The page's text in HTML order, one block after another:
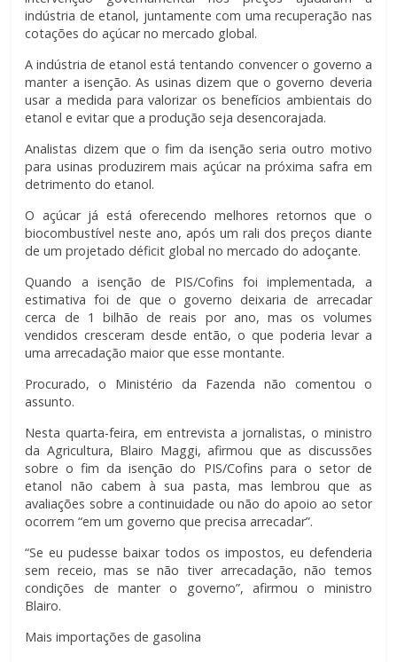
indústria de etanol, juntamente com uma recuperação nas
cotações do açúcar no mercado global.
A indústria de etanol está tentando convencer o governo a
manter a isenção. As usinas dizem que o governo deveria
usar a medida para valorizar os benefícios ambientais do
etanol e evitar que a produção seja desencorajada.
Analistas dizem que o fim da isenção seria outro motivo
para usinas produzirem mais açúcar na próxima safra em
detrimento do etanol.
O açúcar já está oferecendo melhores retornos que o
biocombustível neste ano, após um rali dos preços diante
de um projetado déficit global no mercado do adoçante.
Quando a isenção de PIS/Cofins foi implementada, a
estimativa foi de que o governo deixaria de arrecadar
cerca de 1 bilhão de reais por ano, mas os volumes
vendidos cresceram desde então, o que poderia levar a
uma arrecadação maior que esse montante.
Procurado, o Ministério da Fazenda não comentou o
assunto.
Nesta quarta-feira, em entrevista a jornalistas, o ministro
da Agricultura, Blairo Maggi, afirmou que as discussões
sobre o fim da isenção do PIS/Cofins para o setor de
etanol não cabem à sua pasta, mas lembrou que as
avaliações sobre a continuidade ou não do apoio ao setor
ocorrem “em um governo que precisa arrecadar”.
“Se eu pudesse baixar todos os impostos, eu defenderia
sem receio, mas se não tiver arrecadação, não temos
condições de manter o governo”, afirmou o ministro
Blairo.
Mais importações de gasolina